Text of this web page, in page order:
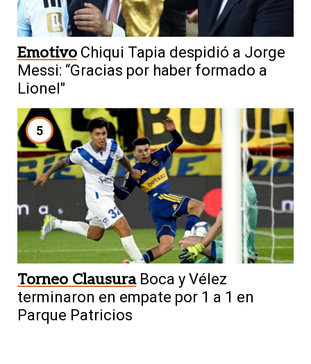
Emotivo Chiqui Tapia despidió a Jorge
Messi: “Gracias por haber formado a
Lionel"
5
Torneo Clausura Boca y Vélez
terminaron en empate por 1 a 1 en
Parque Patricios